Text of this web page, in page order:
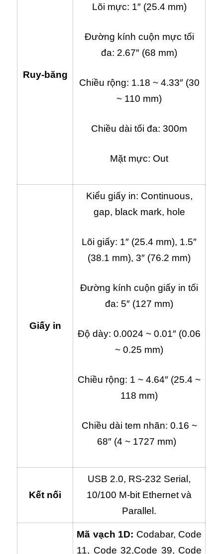
Ruy-băng
Lõi mực: 1″ (25.4 mm)
Đường kính cuộn mực tối
đa: 2.67″ (68 mm)
Chiều rộng: 1.18 ~ 4.33″ (30
~ 110 mm)
Chiều dài tối đa: 300m
Mặt mực: Out
Giấy in
Kiểu giấy in: Continuous,
gap, black mark, hole
Lõi giấy: 1″ (25.4 mm), 1.5″
(38.1 mm), 3″ (76.2 mm)
Đường kính cuộn giấy in tối
đa: 5″ (127 mm)
Độ dày: 0.0024 ~ 0.01″ (0.06
~ 0.25 mm)
Chiều rộng: 1 ~ 4.64″ (25.4 ~
118 mm)
Chiều dài tem nhãn: 0.16 ~
68″ (4 ~ 1727 mm)
Kết nối
USB 2.0, RS-232 Serial,
10/100 M-bit Ethernet và
Parallel.
Mã vạch 1D: Codabar, Code
11, Code 32,Code 39, Code